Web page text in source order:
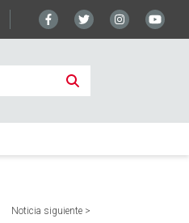
Noticia siguiente >